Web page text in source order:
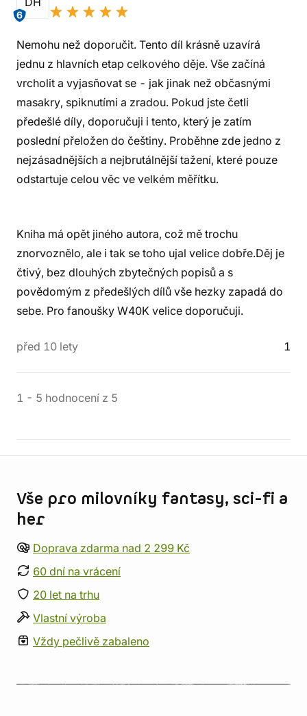
6
Nemohu než doporučit. Tento díl krásně uzavírá
jednu z hlavních etap celkového děje. Vše začíná
vrcholit a vyjasňovat se - jak jinak než občasnými
masakry, spiknutími a zradou. Pokud jste četli
předešlé díly, doporučuji i tento, který je zatím
poslední přeložen do češtiny. Proběhne zde jedno z
nejzásadnějších a nejbrutálnější tažení, které pouze
odstartuje celou věc ve velkém měřítku.
Kniha má opět jiného autora, což mě trochu
znorvoznělo, ale i tak se toho ujal velice dobře.Děj je
čtivý, bez dlouhých zbytečných popisů a s
povědomým z předešlých dílů vše hezky zapadá do
sebe. Pro fanoušky W40K velice doporučuji.
před 10 lety 1
1 - 5 hodnocení z 5
Vše pro milovníky fantasy, sci-fi a
her
Doprava zdarma nad 2 299 Kč
60 dní na vrácení
20 let na trhu
Vlastní výroba
Vždy pečlivě zabaleno